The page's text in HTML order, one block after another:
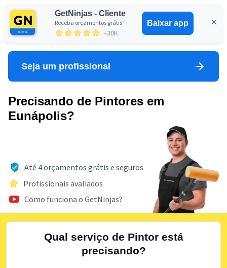
GetNinjas - Cliente
Receba orçamentos grátis
+30K
Baixar app
Entrar
Seja um profissional
Precisando de Pintores em
Eunápolis?
Até 4 orçamentos grátis e seguros
Profissionais avaliados
Como funciona o GetNinjas?
Qual serviço de Pintor está
precisando?